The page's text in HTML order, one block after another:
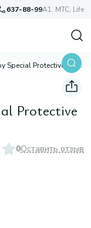
637-88-99A1, МТС, Life
Emolient Linum Baby Special Protective Cream SPF15, 50 мл
Protective
0Оставить отзыв